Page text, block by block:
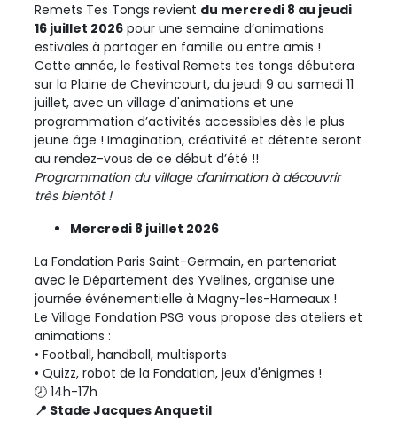
Remets Tes Tongs revient du mercredi 8 au jeudi
16 juillet 2026 pour une semaine d’animations
estivales à partager en famille ou entre amis !
Cette année, le festival Remets tes tongs débutera
sur la Plaine de Chevincourt, du jeudi 9 au samedi 11
juillet, avec un village d'animations et une
programmation d’activités accessibles dès le plus
jeune âge ! Imagination, créativité et détente seront
au rendez-vous de ce début d’été !!
Programmation du village d'animation à découvrir
très bientôt !
Mercredi 8 juillet 2026
La Fondation Paris Saint-Germain, en partenariat
avec le Département des Yvelines, organise une
journée événementielle à Magny-les-Hameaux !
Le Village Fondation PSG vous propose des ateliers et
animations :
• Football, handball, multisports
• Quizz, robot de la Fondation, jeux d'énigmes !
🕗 14h-17h
📍 Stade Jacques Anquetil